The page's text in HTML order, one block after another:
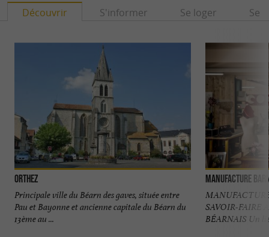
Découvrir S'informer Se loger Se
Orthez
Principale ville du Béarn des gaves, située entre
Pau et Bayonne et ancienne capitale du Béarn du
13ème au ...
Manufacture
SAVOIR-FAIRE
BÉARNAIS Un